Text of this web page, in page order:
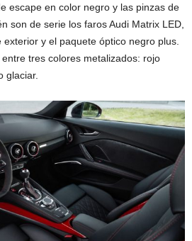
escape en color negro y las pinzas de
son de serie los faros Audi Matrix LED,
y el paquete óptico negro plus.
tres colores metalizados: rojo
glaciar.